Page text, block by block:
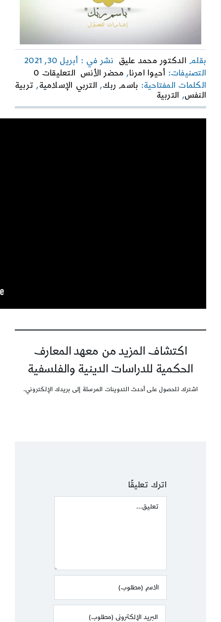
بقلم الدكتور محمد عليق
نشر في : أبريل 30, 2021
التصنيفات: أحيوا امرنا, محضر الأنس التعليقات 0
on
باسم
ربك
التربية
بالموت
الكلمات المفتاحية: باسم ربك, التربي الإسلامية, تربية
النفس, التربية
اكتشاف المزيد من معهد المعارف
الحكمية للدراسات الدينية والفلسفية
اشترك للحصول على أحدث التدوينات المرسلة إلى بريدك الإلكتروني.
اترك تعليقًا
Comment